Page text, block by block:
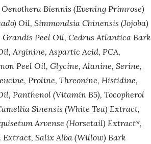
Biennis (Evening Primrose)
Oil, Simmondsia Chinensis (Jojoba)
Peel Oil, Cedrus Atlantica Bark
Arginine, Aspartic Acid, PCA,
Peel Oil, Glycine, Alanine, Serine,
Proline, Threonine, Histidine,
Panthenol (Vitamin B5), Tocopherol
Sinensis (White Tea) Extract,
Arvense (Horsetail) Extract*,
Salix Alba (Willow) Bark